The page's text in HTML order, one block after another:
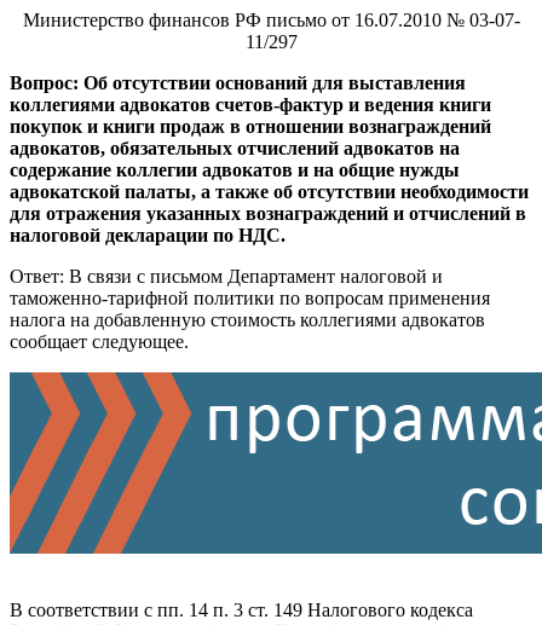
Министерство финансов РФ письмо от 16.07.2010 № 03-07-
11/297
Вопрос: Об отсутствии оснований для выставления
коллегиями адвокатов счетов-фактур и ведения книги
покупок и книги продаж в отношении вознаграждений
адвокатов, обязательных отчислений адвокатов на
содержание коллегии адвокатов и на общие нужды
адвокатской палаты, а также об отсутствии необходимости
для отражения указанных вознаграждений и отчислений в
налоговой декларации по НДС.
Ответ: В связи с письмом Департамент налоговой и
таможенно-тарифной политики по вопросам применения
налога на добавленную стоимость коллегиями адвокатов
сообщает следующее.
В соответствии с пп. 14 п. 3 ст. 149 Налогового кодекса